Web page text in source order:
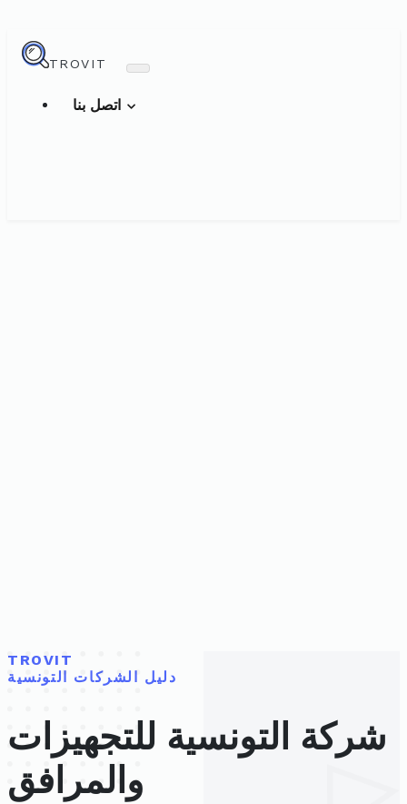
TROVIT
TROVIT
دليل الشركات التونسية
شركة التونسية للتجهيزات
والمرافق